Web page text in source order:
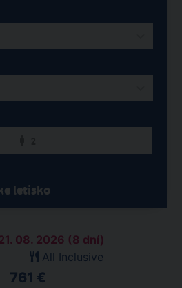
letisko
08. 2026 (8 dní)
All Inclusive
761 €